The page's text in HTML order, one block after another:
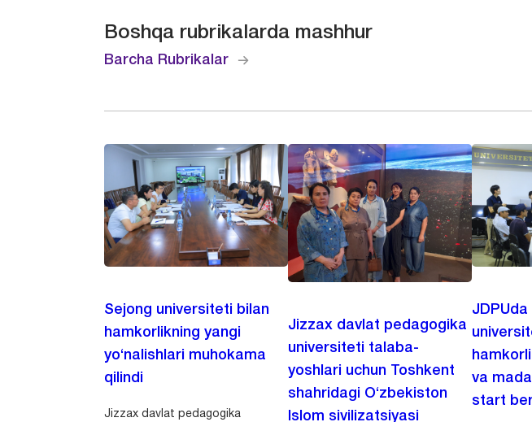
Boshqa rubrikalarda mashhur
Barcha Rubrikalar
Sejong universiteti bilan
hamkorlikning yangi
yo‘nalishlari muhokama
qilindi
Jizzax davlat pedagogika
Jizzax davlat pedagogika
universiteti talaba-
yoshlari uchun Toshkent
shahridagi O‘zbekiston
Islom sivilizatsiyasi
JDPUda
va
start